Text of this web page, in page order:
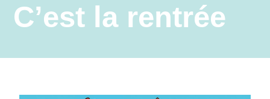
C’est la rentrée